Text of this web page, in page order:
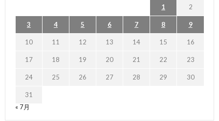
1 2
3 4 5 6 7 8 9
10 11 12 13 14 15 16
17 18 19 20 21 22 23
24 25 26 27 28 29 30
31
« 7月